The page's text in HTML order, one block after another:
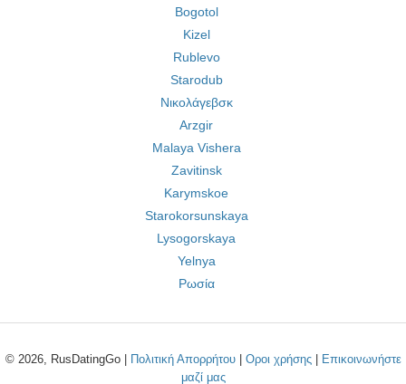
Bogotol
Kizel
Rublevo
Starodub
Νικολάγεβσκ
Arzgir
Malaya Vishera
Zavitinsk
Karymskoe
Starokorsunskaya
Lysogorskaya
Yelnya
Ρωσία
© 2026, RusDatingGo | Πολιτική Απορρήτου| Οροι χρήσης|
Επικοινωνήστε
μαζί μας